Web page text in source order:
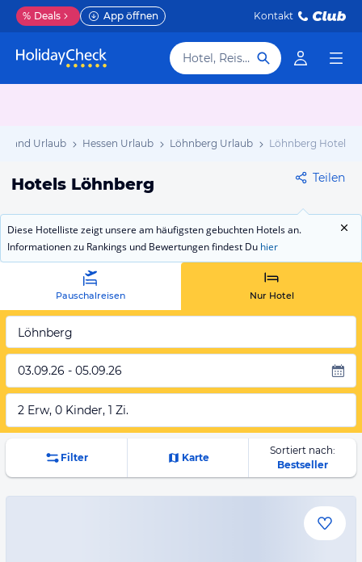
% Deals App öffnen Kontakt
Hotel, Reiseziel
Urlaub Hessen Urlaub Löhnberg Urlaub Löhnberg Hotels
Hotels Löhnberg Teilen
Diese Hotelliste zeigt unsere am häufigsten gebuchten Hotels an.
Informationen zu Rankings und Bewertungen findest Du hier
Pauschalreisen Nur Hotel
Löhnberg
03.09.26 - 05.09.26
2 Erw, 0 Kinder, 1 Zi.
Filter Karte
Sortiert nach:
Bestseller